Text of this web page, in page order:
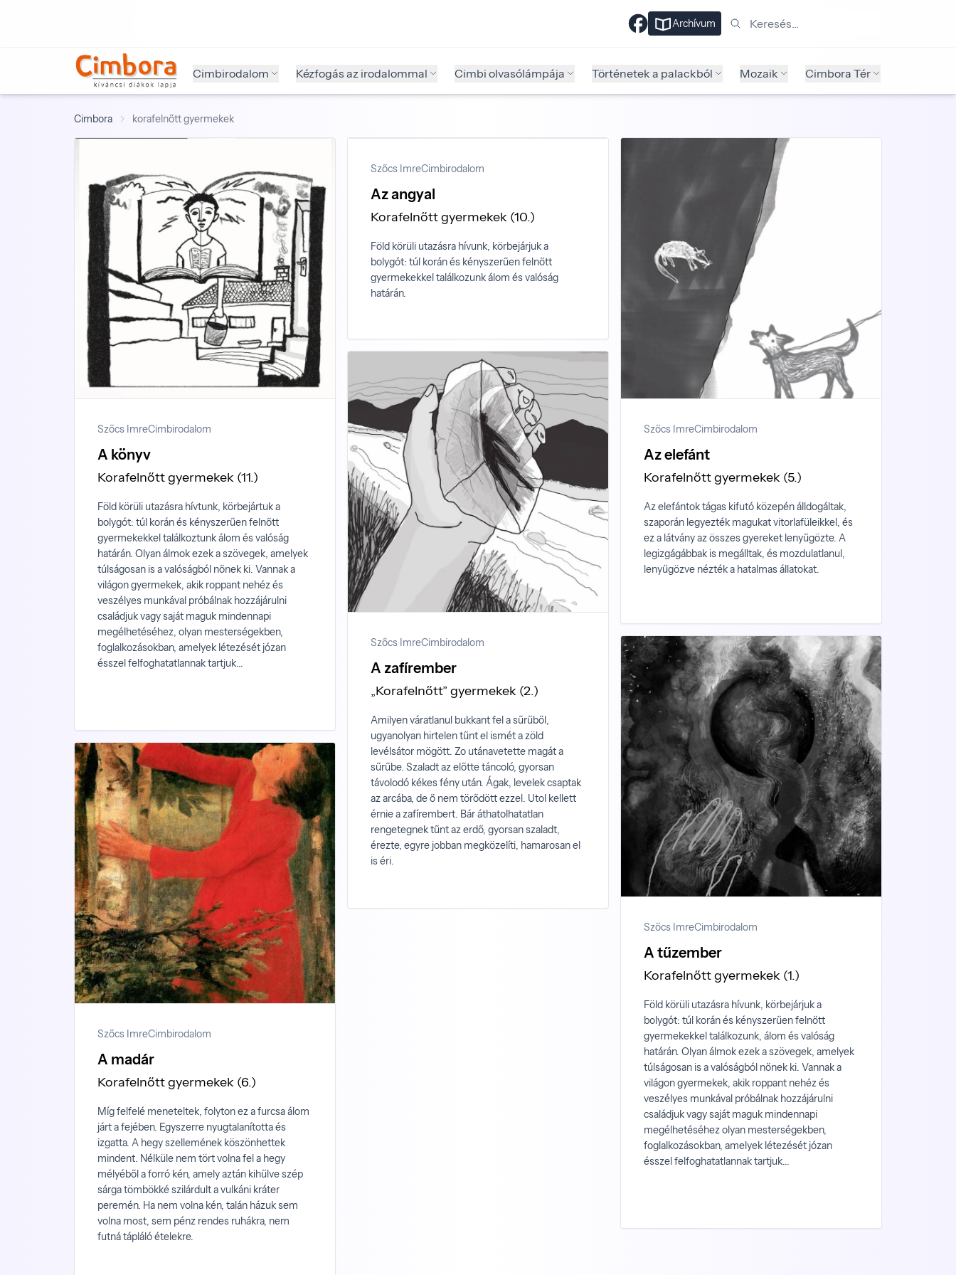
Keresés
Archívum
Cimbirodalom Kézfogás az irodalommal Cimbi olvasólámpája Történetek a palackból Mozaik Cimbora Tér
Cimbora korafelnőtt gyermekek
Szőcs ImreCimbirodalom
A könyv
Korafelnőtt gyermekek (11.)
Föld körüli utazásra hívtunk, körbejártuk a
bolygót: túl korán és kényszerűen felnőtt
gyermekekkel találkoztunk álom és valóság
határán. Olyan álmok ezek a szövegek, amelyek
túlságosan is a valóságból nőnek ki. Vannak a
világon gyermekek, akik roppant nehéz és
veszélyes munkával próbálnak hozzájárulni
családjuk vagy saját maguk mindennapi
megélhetéséhez, olyan mesterségekben,
foglalkozásokban, amelyek létezését józan
ésszel felfoghatatlannak tartjuk...
Szőcs ImreCimbirodalom
Az angyal
Korafelnőtt gyermekek (10.)
Föld körüli utazásra hívunk, körbejárjuk a
bolygót: túl korán és kényszerűen felnőtt
gyermekekkel találkozunk álom és valóság
határán.
Szőcs ImreCimbirodalom
Az elefánt
Korafelnőtt gyermekek (5.)
Az elefántok tágas kifutó közepén álldogáltak,
szaporán legyezték magukat vitorlafüleikkel, és
ez a látvány az összes gyereket lenyűgözte. A
legizgágábbak is megálltak, és mozdulatlanul,
lenyűgözve nézték a hatalmas állatokat.
Szőcs ImreCimbirodalom
A zafírember
„Korafelnőtt” gyermekek (2.)
Amilyen váratlanul bukkant fel a sűrűből,
ugyanolyan hirtelen tűnt el ismét a zöld
levélsátor mögött. Zo utánavetette magát a
sűrűbe. Szaladt az előtte táncoló, gyorsan
távolodó kékes fény után. Ágak, levelek csaptak
az arcába, de ő nem törődött ezzel. Utol kellett
érnie a zafírembert. Bár áthatolhatatlan
rengetegnek tűnt az erdő, gyorsan szaladt,
érezte, egyre jobban megközelíti, hamarosan el
is éri.
Szőcs ImreCimbirodalom
A tűzember
Korafelnőtt gyermekek (1.)
Föld körüli utazásra hívunk, körbejárjuk a
bolygót: túl korán és kényszerűen felnőtt
gyermekekkel találkozunk, álom és valóság
határán. Olyan álmok ezek a szövegek, amelyek
túlságosan is a valóságból nőnek ki. Vannak a
világon gyermekek, akik roppant nehéz és
veszélyes munkával próbálnak hozzájárulni
családjuk vagy saját maguk mindennapi
megélhetéséhez olyan mesterségekben,
foglalkozásokban, amelyek létezését józan
ésszel felfoghatatlannak tartjuk...
Szőcs ImreCimbirodalom
A madár
Korafelnőtt gyermekek (6.)
Míg felfelé meneteltek, folyton ez a furcsa álom
járt a fejében. Egyszerre nyugtalanította és
izgatta. A hegy szellemének köszönhettek
mindent. Nélküle nem tört volna fel a hegy
mélyéből a forró kén, amely aztán kihűlve szép
sárga tömbökké szilárdult a vulkáni kráter
peremén. Ha nem volna kén, talán házuk sem
volna most, sem pénz rendes ruhákra, nem
futná tápláló ételekre.